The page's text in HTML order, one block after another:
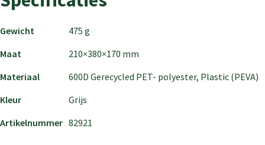
Gewicht
475 g
Maat
210×380×170 mm
Materiaal
600D Gerecycled PET- polyester, Plastic (PEVA)
Kleur
Grijs
Artikelnummer 82921